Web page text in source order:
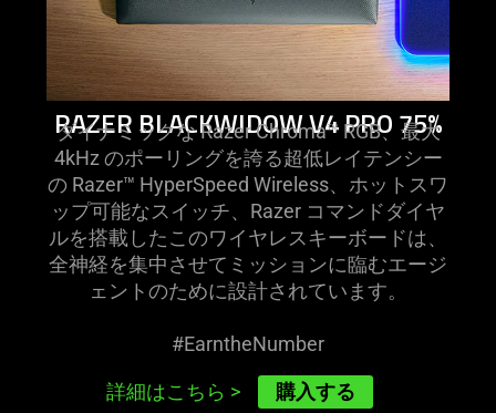
RAZER BLACKWIDOW V4 PRO 75%
ダイナミックな Razer Chroma™ RGB、最大
4kHz のポーリングを誇る超低レイテンシー
の Razer™ HyperSpeed Wireless、ホットスワ
ップ可能なスイッチ、Razer コマンドダイヤ
ルを搭載したこのワイヤレスキーボードは、
全神経を集中させてミッションに臨むエージ
ェントのために設計されてい ます。
#EarntheNumber
詳細はこちら > 購入する